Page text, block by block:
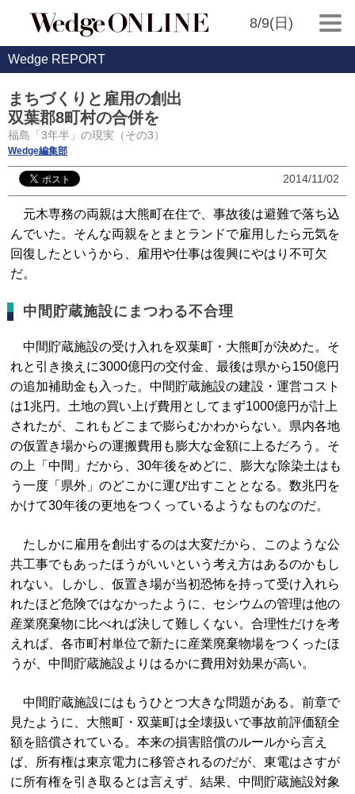
8/9(日)
Wedge REPORT
まちづくりと雇用の創出
双葉郡8町村の合併を
福島「3年半」の現実（その3）
Wedge編集部
2014/11/02
元木専務の両親は大熊町在住で、事故後は避難で落ち込
んでいた。そんな両親をとまとランドで雇用したら元気を
回復したというから、雇用や仕事は復興にやはり不可欠
だ。
中間貯蔵施設にまつわる不合理
中間貯蔵施設の受け入れを双葉町・大熊町が決めた。そ
れと引き換えに3000億円の交付金、最後は県から150億円
の追加補助金も入った。中間貯蔵施設の建設・運営コスト
は1兆円。土地の買い上げ費用としてまず1000億円が計上
されたが、これもどこまで膨らむかわからない。県内各地
の仮置き場からの運搬費用も膨大な金額に上るだろう。そ
の上「中間」だから、30年後をめどに、膨大な除染土はも
う一度「県外」のどこかに運び出すこととなる。数兆円を
かけて30年後の更地をつくっているようなものなのだ。
たしかに雇用を創出するのは大変だから、このような公
共工事でもあったほうがいいという考え方はあるのかもし
れない。しかし、仮置き場が当初恐怖を持って受け入れら
れたほど危険ではなかったように、セシウムの管理は他の
産業廃棄物に比べれば決して難しくない。合理性だけを考
えれば、各市町村単位で新たに産業廃棄物場をつくったほ
うが、中間貯蔵施設よりはるかに費用対効果が高い。
中間貯蔵施設にはもうひとつ大きな問題がある。前章で
見たように、大熊町・双葉町は全壊扱いで事故前評価額全
額を賠償されている。本来の損害賠償のルールから言え
ば、所有権は東京電力に移管されるのだが、東電はさすが
に所有権を引き取るとは言えず、結果、中間貯蔵施設対象